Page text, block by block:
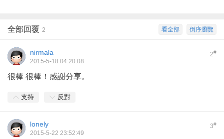
倒序瀏覽
看全部
全部回覆 2
2#
nirmala
2015-5-18 04:20:08
很棒 很棒！感謝分享。
支持 反對
3#
lonely
2015-5-22 23:52:49